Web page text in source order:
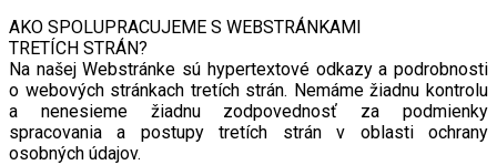
AKO SPOLUPRACUJEME S WEBSTRÁNKAMI
TRETÍCH STRÁN?
Na našej Webstránke sú hypertextové odkazy a podrobnosti
o webových stránkach tretích strán. Nemáme žiadnu kontrolu
a nenesieme žiadnu zodpovednosť za podmienky
spracovania a postupy tretích strán v oblasti ochrany
osobných údajov.